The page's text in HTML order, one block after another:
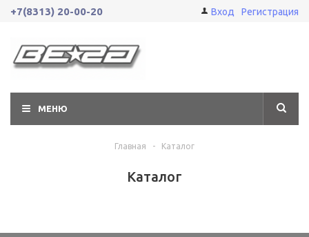
+7(8313) 20-00-20 Вход Регистрация
МЕНЮ
Главная - Каталог
Каталог